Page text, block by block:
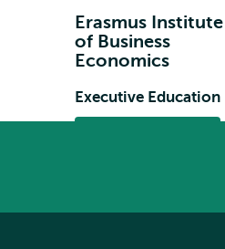
Erasmus Institute
of Business
Economics
Primair
Executive Education